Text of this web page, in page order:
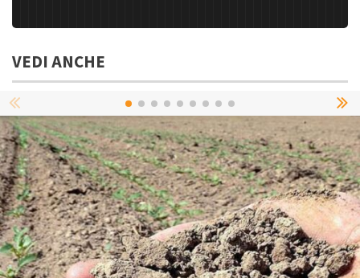
VEDI ANCHE